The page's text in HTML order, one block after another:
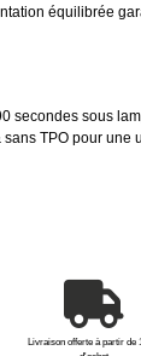
équilibrée
secondes sous
sans TPO pour une
Livraison offerte à partir de